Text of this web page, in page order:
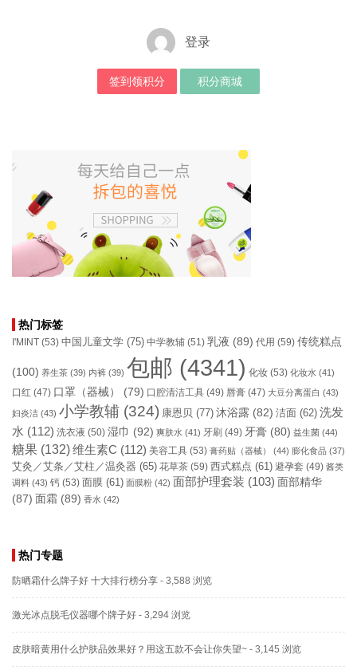
登录
签到领积分 积分商城
热门标签
I'MINT (53) 中国儿童文学 (75) 中学教辅 (51) 乳液 (89) 代用 (59) 传统糕点
(100) 养生茶 (39) 内裤 (39) 包邮 (4341) 化妆 (53) 化妆水 (41)
口红 (47) 口罩（器械） (79) 口腔清洁工具 (49) 唇膏 (47) 大豆分离蛋白 (43)
妇炎洁 (43) 小学教辅 (324) 康恩贝 (77) 沐浴露 (82) 洁面 (62) 洗发
水 (112) 洗衣液 (50) 湿巾 (92) 爽肤水 (41) 牙刷 (49) 牙膏 (80) 益生菌 (44)
糖果 (132)维生素C (112) 美容工具 (53) 膏药贴（器械） (44) 膨化食品 (37)
艾灸／艾条／艾柱／温灸器 (65) 花草茶 (59) 西式糕点 (61) 避孕套 (49) 酱类
调料 (43) 钙 (53) 面膜 (61) 面膜粉 (42) 面部护理套装 (103) 面部精华
(87) 面霜 (89) 香水 (42)
热门专题
防晒霜什么牌子好 十大排行榜分享 - 3,588 浏览
激光冰点脱毛仪器哪个牌子好 - 3,294 浏览
皮肤暗黄用什么护肤品效果好？用这五款不会让你失望~ - 3,145 浏览